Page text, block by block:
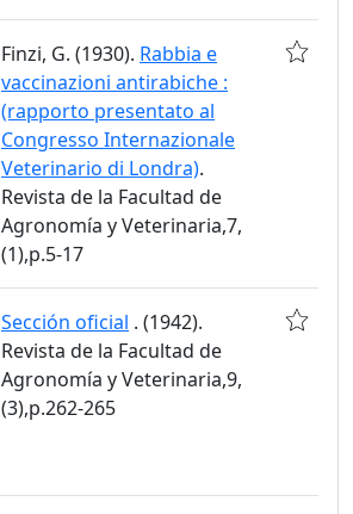
Finzi, G. (1930). Rabbia e
vaccinazioni antirabiche :
(rapporto presentato al
Congresso Internazionale
Veterinario di Londra).
Revista de la Facultad de
Agronomía y Veterinaria,7,
(1),p.5-17
Sección oficial . (1942).
Revista de la Facultad de
Agronomía y Veterinaria,9,
(3),p.262-265